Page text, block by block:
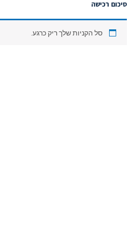
לתוכן
דילוגסיכום רכישה
סל הקניות שלך ריק כרגע.